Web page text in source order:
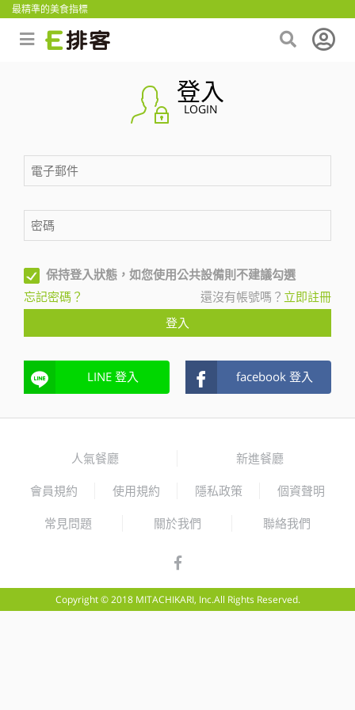
最精準的美食指標
登入
LOGIN
保持登入狀態，如您使用公共設備則不建議勾選
忘記密碼？
還沒有帳號嗎？ 立即註冊
登入
LINE 登入 facebook 登入
人氣餐廳 新進餐廳
會員規約 使用規約 隱私政策 個資聲明
常見問題 關於我們 聯絡我們
Copyright © 2018 MITACHIKARI, Inc.All Rights Reserved.